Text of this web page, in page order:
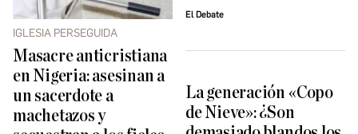
IGLESIA PERSEGUIDA
Masacre anticristiana
en Nigeria: asesinan a
un sacerdote a
machetazos y
El Debate
La generación «Copo
de Nieve»: ¿Son